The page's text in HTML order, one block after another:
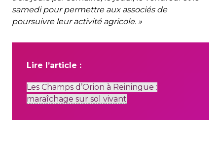
samedi pour permettre aux associés de
poursuivre leur activité agricole. »
Lire l’article :
Les Champs d’Orion à Reiningue :
maraîchage sur sol vivant